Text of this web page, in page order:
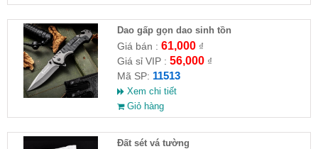
Dao gấp gọn dao sinh tồn
Giá bán : 61,000₫
Giá sỉ VIP : 56,000₫
Mã SP: 11513
Xem chi tiết
Giỏ hàng
Đất sét vá tường